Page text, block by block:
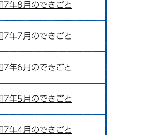
7年8月のできごと
7年7月のできごと
7年6月のできごと
7年5月のできごと
7年4月のできごと